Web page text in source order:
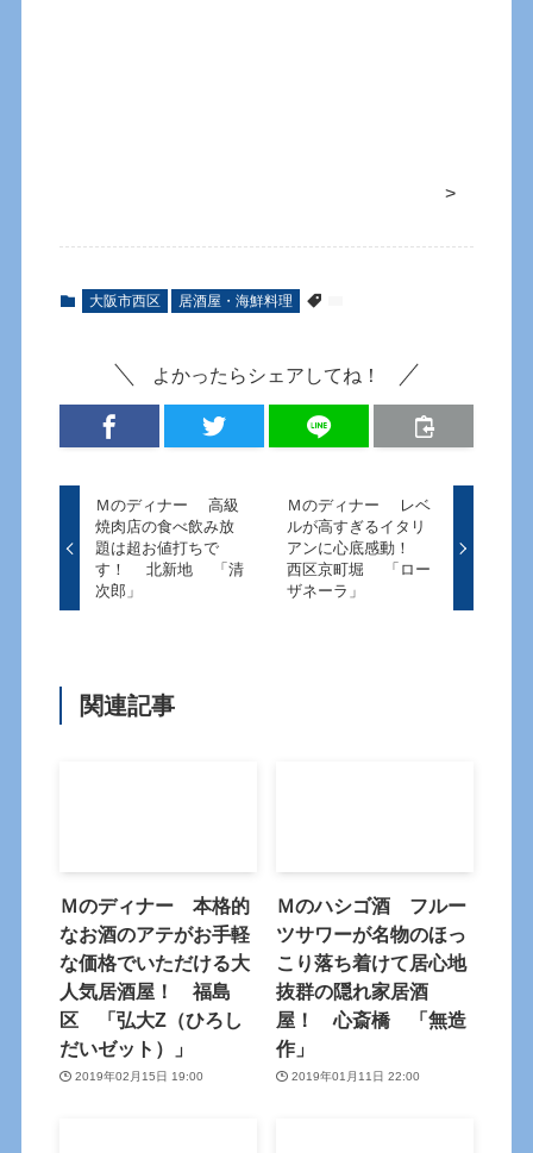
>
大阪市西区 居酒屋・海鮮料理
よかったらシェアしてね！
Ｍのディナー 高級
焼肉店の食べ飲み放
題は超お値打ちで
す！ 北新地 「清
次郎」
Ｍのディナー レベ
ルが高すぎるイタリ
アンに心底感動！
西区京町堀 「ロー
ザネーラ」
関連記事
Ｍのディナー 本格的
なお酒のアテがお手軽
な価格でいただける大
人気居酒屋！ 福島
区 「弘大Z（ひろし
だいゼット）」
2019年02月15日 19:00
Ｍのハシゴ酒 フルー
ツサワーが名物のほっ
こり落ち着けて居心地
抜群の隠れ家居酒
屋！ 心斎橋 「無造
作」
2019年01月11日 22:00